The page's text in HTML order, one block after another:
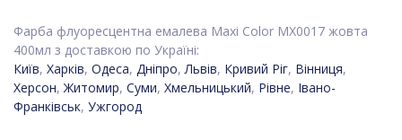
Фарба флуоресцентна емалева Maxi Color MX0017 жовта
400мл з доставкою по Україні:
Київ, Харків, Одеса, Дніпро, Львів, Кривий Ріг, Вінниця,
Херсон, Житомир, Суми, Хмельницький, Рівне, Івано-
Франківськ, Ужгород